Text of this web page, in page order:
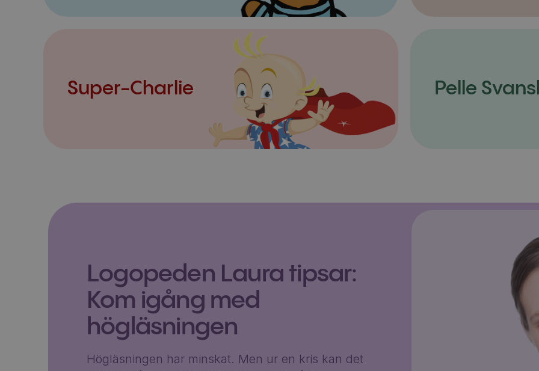
Super-Charlie Pelle
Logopeden Laura tipsar:
Kom igång med
högläsningen
Högläsningen har minskat. Men ur en kris kan det